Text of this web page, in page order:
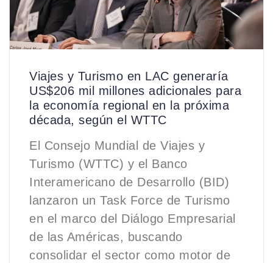
Viajes y Turismo en LAC generaría
US$206 mil millones adicionales para
la economía regional en la próxima
década, según el WTTC
El Consejo Mundial de Viajes y
Turismo (WTTC) y el Banco
Interamericano de Desarrollo (BID)
lanzaron un Task Force de Turismo
en el marco del Diálogo Empresarial
de las Américas, buscando
consolidar el sector como motor de